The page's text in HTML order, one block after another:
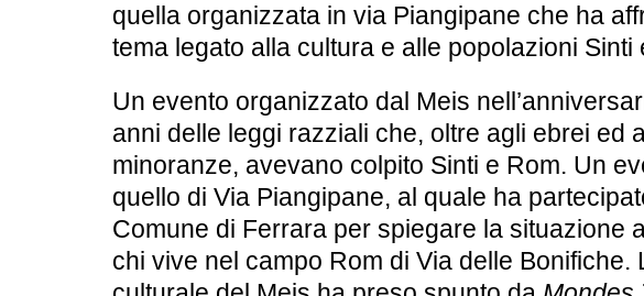
#ITALIAEBRAICA
quella organizzata in via Piangipane che ha
tema legato alla cultura e alle popolazioni Sinti
Un evento organizzato dal Meis
anni delle leggi razziali che, oltre agli ebrei ed
minoranze, avevano colpito Sinti e Rom. Un
quello di Via Piangipane, al quale ha
Comune di Ferrara per spiegare la situazione
chi vive nel campo Rom di Via delle Bonifiche.